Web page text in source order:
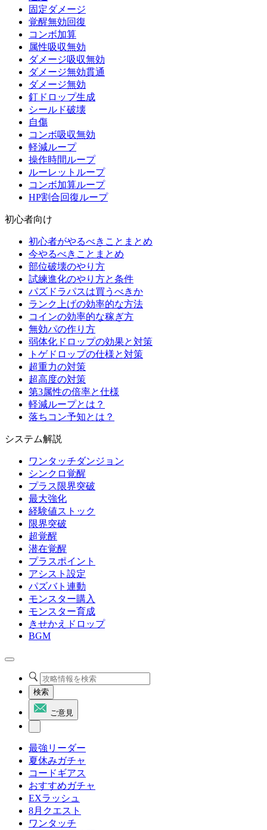
固定ダメージ
覚醒無効回復
コンボ加算
属性吸収無効
ダメージ吸収無効
ダメージ無効貫通
ダメージ無効
釘ドロップ生成
シールド破壊
自傷
コンボ吸収無効
軽減ループ
操作時間ループ
ルーレットループ
コンボ加算ループ
HP割合回復ループ
初心者向け
初心者がやるべきことまとめ
今やるべきことまとめ
部位破壊のやり方
試練進化のやり方と条件
パズドラパスは買うべきか
ランク上げの効率的な方法
コインの効率的な稼ぎ方
無効パの作り方
弱体化ドロップの効果と対策
トゲドロップの仕様と対策
超重力の対策
超高度の対策
第3属性の倍率と仕様
軽減ループとは？
落ちコン予知とは？
システム解説
ワンタッチダンジョン
シンクロ覚醒
プラス限界突破
最大強化
経験値ストック
限界突破
超覚醒
潜在覚醒
プラスポイント
アシスト設定
パズバト連動
モンスター購入
モンスター育成
きせかえドロップ
BGM
検索
ご意見
最強リーダー
夏休みガチャ
コードギアス
おすすめガチャ
EXラッシュ
8月クエスト
ワンタッチ